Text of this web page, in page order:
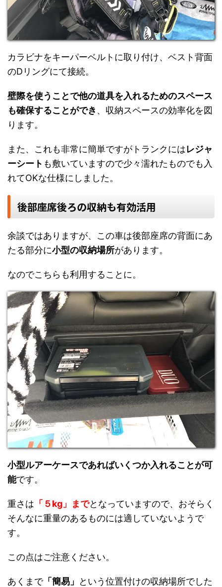
カラビナをキーパーベルトに取り付け、ベスト背面
のDリングにて接続。
壁際を使うことで他の道具を入れるためのスペース
も確保することができ 、収納スペースの効率化を図
ります。
また、これも非常に簡単ですがトランクにはレジャ
ーシート も敷いていますので少々濡れたものでも入
れてOKな仕様にしました。
後部座席後ろの収納も有効活用
余談ではありますが、この車は後部座席の背面にあ
たる部分に小型の収納場所があります。
なのでこちらも利用することに。
小型ルアーケースであればいくつか入れることが可
能です。
重さは 「５kg」までとなっていますので、おそらく
そんなに重量のあるものには適していないようで
す。
この点はご注意ください。
あくまで「簡易」
という位置付けの収納場所でした